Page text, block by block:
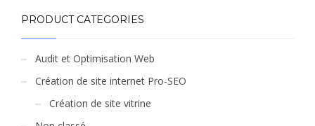
PRODUCT CATEGORIES
Audit et Optimisation Web
Création de site internet Pro-SEO
Création de site vitrine